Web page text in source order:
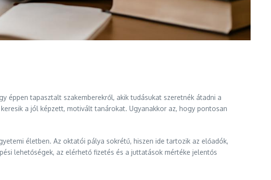
éppen tapasztalt szakemberekről, akik tudásukat szeretnék átadni a
a jól képzett, motivált tanárokat. Ugyanakkor az, hogy pontosan
életben. Az oktatói pálya sokrétű, hiszen ide tartozik az előadók,
lehetőségek, az elérhető fizetés és a juttatások mértéke jelentős